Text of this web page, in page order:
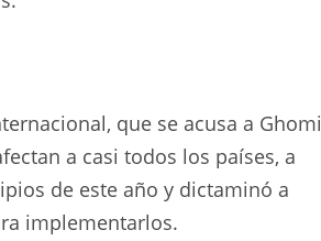
que se acusa a Ghomi
a casi todos los países, a
de este año y dictaminó a
implementarlos.